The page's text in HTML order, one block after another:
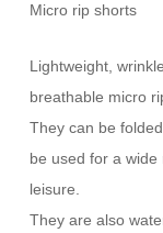
Micro rip shorts
Lightweight,
breathable micro
They can be
be used for a
leisure.
They are also